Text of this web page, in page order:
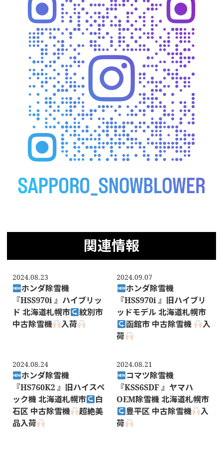
関連情報
2024.08.23
ホンダ除雪機
『HSS970i 』ハイブリッ
ド 北海道札幌市
紋別市
中古除雪機
入荷
2024.09.07
ホンダ除雪機
『HSS970i 』旧ハイブリ
ッドモデル 北海道札幌市
函館市 中古除雪機
入
荷
2024.08.24
ホンダ除雪機
『HS760K2 』旧ハイスペ
ック機 北海道札幌市
白
石区 中古除雪機
超絶美
品入荷
2024.08.21
コマツ除雪機
『KSS6SDF 』ヤマハ
OEM除雪機 北海道札幌市
豊平区 中古除雪機
入
荷